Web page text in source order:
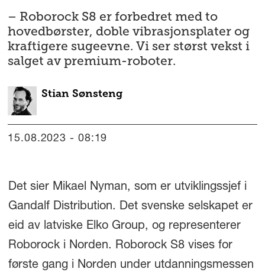
– Roborock S8 er forbedret med to
hovedbørster, doble vibrasjonsplater og
kraftigere sugeevne. Vi ser størst vekst i
salget av premium-roboter.
Stian Sønsteng
15.08.2023 - 08:19
Det sier Mikael Nyman, som er utviklingssjef i
Gandalf Distribution. Det svenske selskapet er
eid av latviske Elko Group, og representerer
Roborock i Norden. Roborock S8 vises for
første gang i Norden under utdanningsmessen